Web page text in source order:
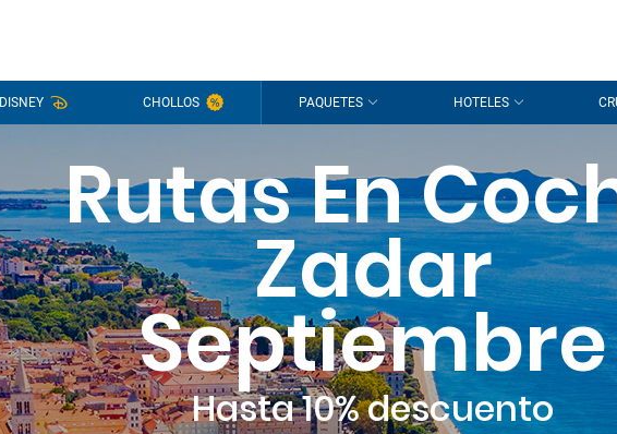
DISNEY CHOLLOS PAQUETES HOTELES
Rutas En
Zadar
Septiembre
Hasta 10% descuento